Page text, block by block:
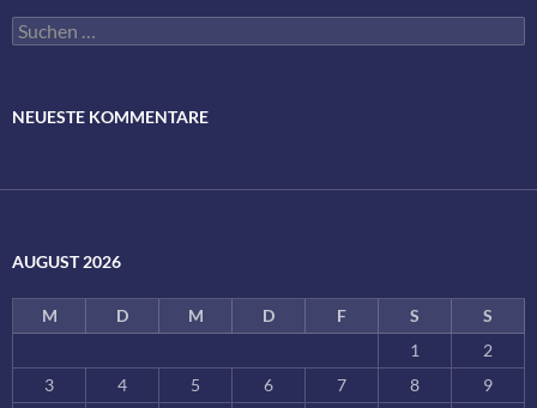
Suchen
nach:
NEUESTE KOMMENTARE
AUGUST 2026
M D M D F S
S
1
2
3
4 5 6 7 8
9